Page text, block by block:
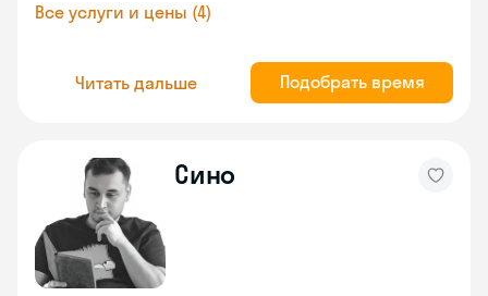
Все услуги и цены (4)
Читать дальше Подобрать время
Сино